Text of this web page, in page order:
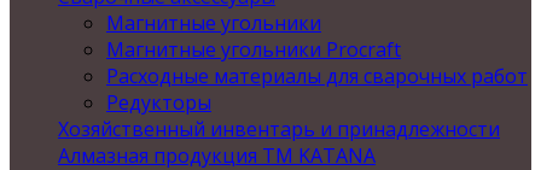
Магнитные угольники
Магнитные угольники Procraft
Расходные материалы для сварочных работ
Редукторы
Хозяйственный инвентарь и принадлежности
Алмазная продукция ТМ KATANA